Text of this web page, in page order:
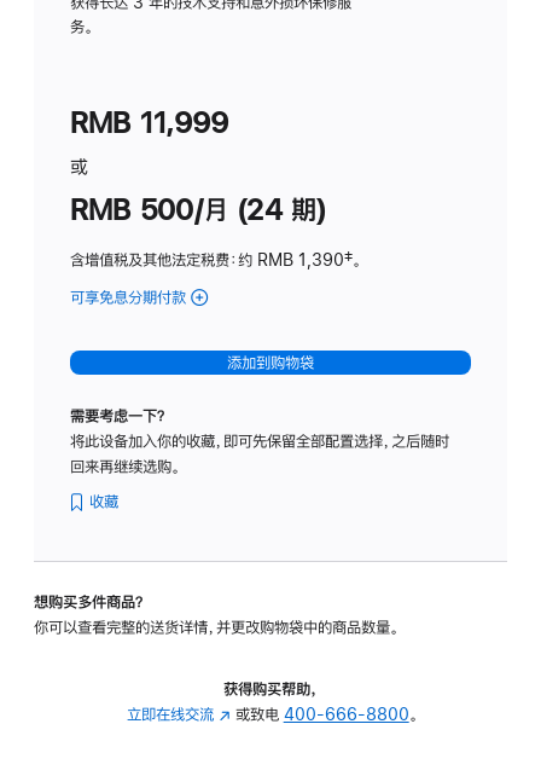
务。
RMB 11,999
或
RMB 500/月 (24 期)
含增值税及其他法定税费：约 RMB 1,390脚
‡。
可享免息分期付款 (Studio
-
标
璃
转
的
添加到购物袋
需要考虑一下？
将此设备加入你的收藏，即可先保留全部配置选择，之后随时
回来再继续选购。
收藏
想购买多件商品？
你可以查看完整的送货详情，并更改购物袋中的商品数量。
获得购买帮助，
立即在线交流 (在 或致电 400-666-8800。